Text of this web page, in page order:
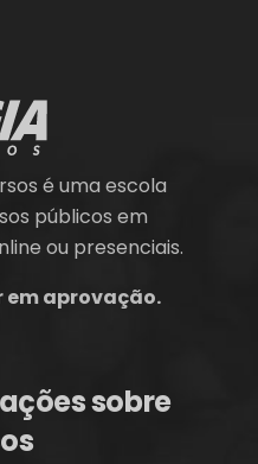
é uma escola
públicos em
ou presenciais.
em aprovação.
sobre